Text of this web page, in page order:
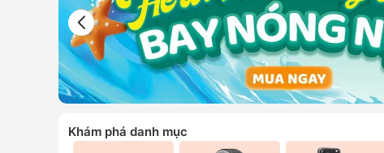
Khám phá danh mục